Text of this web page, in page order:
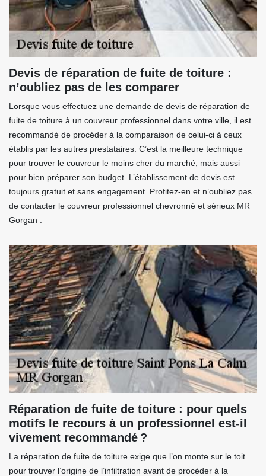
Devis de réparation de fuite de toiture :
n’oubliez pas de les comparer
Lorsque vous effectuez une demande de devis de réparation de
fuite de toiture à un couvreur professionnel dans votre ville, il est
recommandé de procéder à la comparaison de celui-ci à ceux
établis par les autres prestataires. C’est la meilleure technique
pour trouver le couvreur le moins cher du marché, mais aussi
pour bien préparer son budget. L’établissement de devis est
toujours gratuit et sans engagement. Profitez-en et n’oubliez pas
de contacter le couvreur professionnel chevronné et sérieux MR
Gorgan .
Réparation de fuite de toiture : pour quels
motifs le recours à un professionnel est-il
vivement recommandé ?
La réparation de fuite de toiture exige que l’on monte sur le toit
pour trouver l’origine de l’infiltration avant de procéder à la